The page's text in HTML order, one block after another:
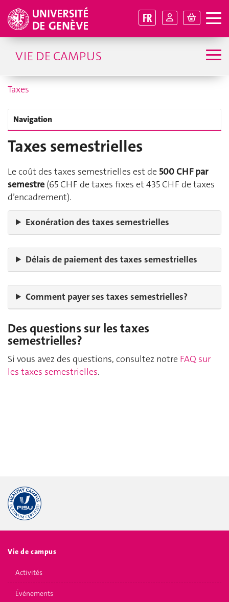
FR
VIE DE CAMPUS
Taxes
Navigation
Taxes semestrielles
Le coût des taxes semestrielles est de 500 CHF par
semestre (65 CHF de taxes fixes et 435 CHF de taxes
d’encadrement).
Exonération des taxes semestrielles
Délais de paiement des taxes semestrielles
Comment payer ses taxes semestrielles?
Des questions sur les taxes
semestrielles?
Si vous avez des questions, consultez notre FAQ sur
les taxes semestrielles.
Vie de campus
Activités
Événements